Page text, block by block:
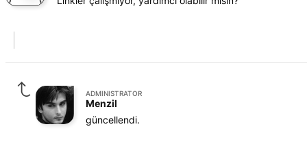
ADMINISTRATOR
Menzil
güncellendi.